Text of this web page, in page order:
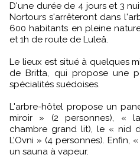
D'une durée de 4 jours et 3
Nortours s'arrêteront dans
600 habitants en pleine
et 1h de route de Luleå.
Le lieux est situé à quelques
de Britta, qui propose une
spécialités suédoises.
L'arbre-hôtel propose un
miroir » (2 personnes), «
chambre grand lit), le « nid
L’Ovni » (4 personnes). Enfin,
un sauna à vapeur.